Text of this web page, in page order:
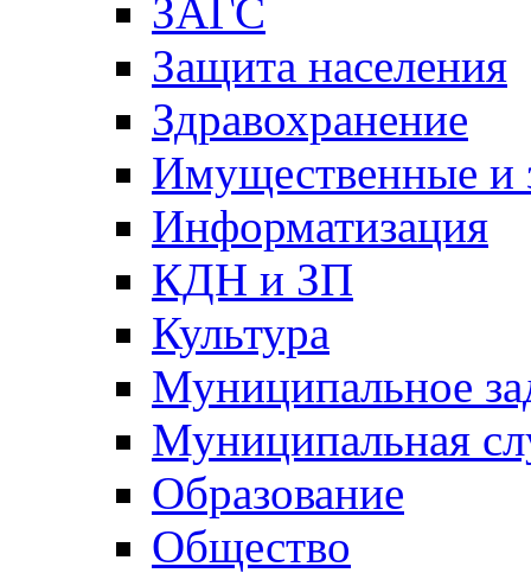
ЗАГС
Защита населения
Здравохранение
Имущественные и
Информатизация
КДН и ЗП
Культура
Муниципальное
Муниципальная
Образование
Общество